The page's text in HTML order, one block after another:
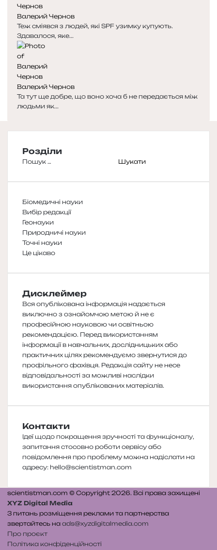
Валерий Чернов
Теж сміявся з людей, які SPF узимку купують.
Здавалося, яке...
Валерий Чернов
Та тут ще добре, що воно хоча б не передається між
людьми як...
Розділи
Пошук:
Біомедичні науки
Вибір редакції
Геонауки
Природничі науки
Точні науки
Це цікаво
Дисклеймер
Вся опублікована інформація надається
виключно з ознайомчою метою й не є
професійною науковою чи освітньою
рекомендацією. Перед використанням
інформації в навчальних, дослідницьких або
практичних цілях рекомендуємо звернутися до
профільного фахівця. Редакція сайту не несе
відповідальності за можливі наслідки
використання опублікованих матеріалів.
Контакти
Ідеї щодо покращення зручності та функціоналу,
запитання стосовно роботи сервісу або
повідомлення про проблему можна надіслати на
адресу: hello@scientistman.com
scientistman.com © Copyright 2026. Всі права захищені
XYZ Digital Media
З питань розміщення реклами та партнерства
звертайтесь на ads@xyzdigitalmedia.com
Про проєкт
Політика конфіденційності